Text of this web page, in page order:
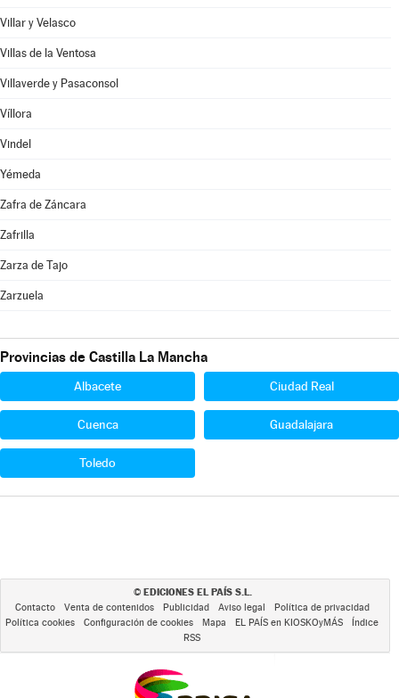
Villar y Velasco
Villas de la Ventosa
Villaverde y Pasaconsol
Víllora
Vindel
Yémeda
Zafra de Záncara
Zafrilla
Zarza de Tajo
Zarzuela
Provincias de Castilla La Mancha
Albacete Ciudad Real
Cuenca Guadalajara
Toledo
© EDICIONES EL PAÍS S.L.
Contacto Venta de contenidos Publicidad Aviso legal
Política de privacidad
Política cookies
Configuración de cookies Mapa EL PAÍS en KIOSKOyMÁS
Índice
RSS